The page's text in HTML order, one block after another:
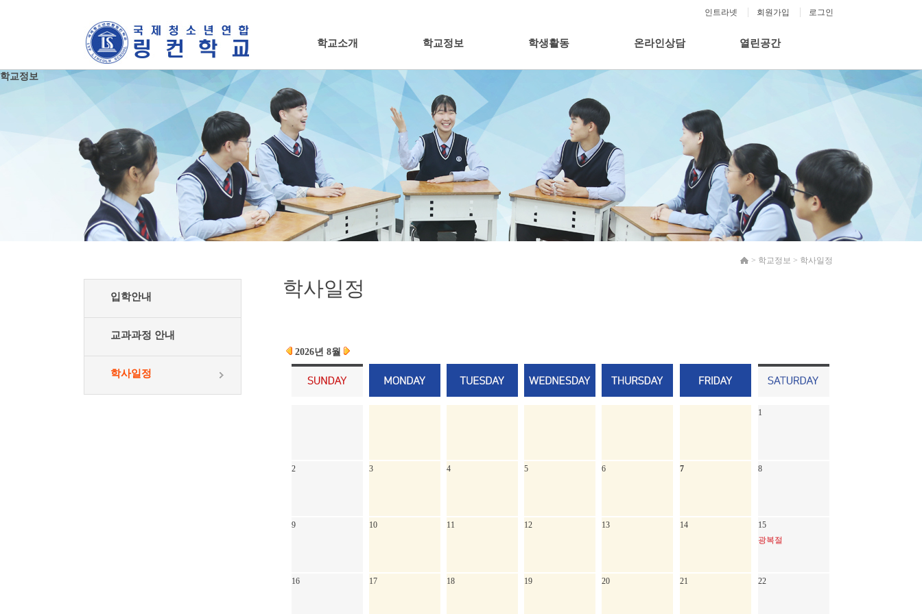
인트라넷 회원가입 로그인
학교소개 학교정보 학생활동 온라인상담 열린공간
학교정보
입학안내
교과과정 안내
학사일정
> 학교정보 > 학사일정
학사일정
2026년 8월
1
2 3 4 5 6 7 8
9 10 11 12 13 14
15
광복절
16 17 18 19 20 21 22